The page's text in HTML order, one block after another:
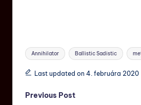
Annihilator Ballistic Sadistic
Last updated on 4. februára 2020
Previous Post